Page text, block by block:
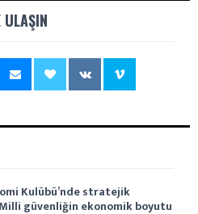
ULAŞIN
Kulübü’nde stratejik
güvenliğin ekonomik boyutu